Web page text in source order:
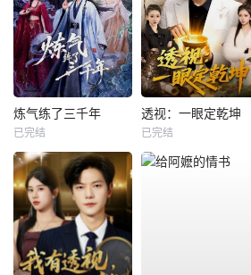
炼气练了三千年
已完结
透视：一眼定乾坤
已完结